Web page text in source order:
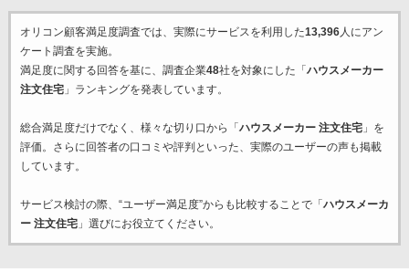
オリコン顧客満足度調査では、実際にサービスを利用した13,396人にアン
ケート調査を実施。
満足度に関する回答を基に、調査企業48社を対象にした「ハウスメーカー
注文住宅」ランキングを発表しています。
総合満足度だけでなく、様々な切り口から「ハウスメーカー 注文住宅」を
評価。さらに回答者の口コミや評判といった、実際のユーザーの声も掲載
しています。
サービス検討の際、“ユーザー満足度”からも比較することで「ハウスメーカ
ー 注文住宅」選びにお役立てください。